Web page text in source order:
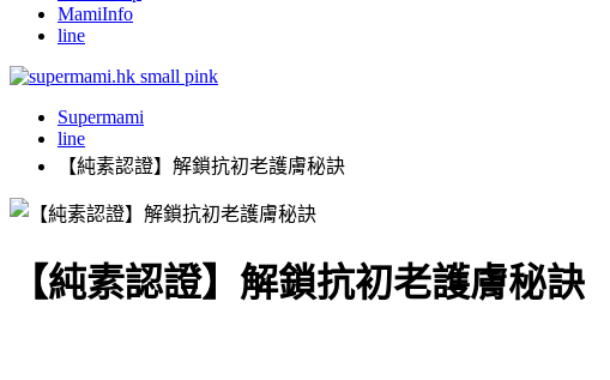
MamiInfo
line
Supermami
line
【純素認證】解鎖抗初老護膚秘訣
【純素認證】解鎖抗初老護膚秘訣